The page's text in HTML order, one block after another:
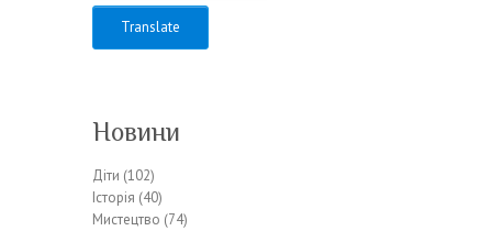
Новини
Діти (102)
Історія (40)
Мистецтво (74)